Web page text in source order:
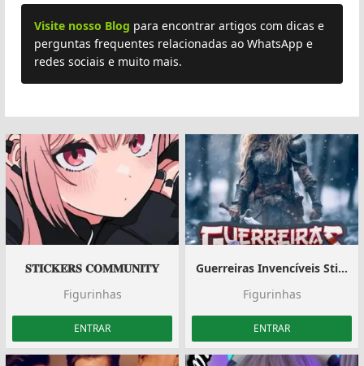
Visite nosso Blog para encontrar artigos com dicas e
perguntas frequentes relacionadas ao WhatsApp e
redes sociais e muito mais.
𝐒𝐓𝐈𝐂𝐊𝐄𝐑𝐒 𝐂𝐎𝐌𝐌𝐔𝐍𝐈𝐓𝐘
Figurinhas
ENTRAR
Guerreiras Invencíveis Stickers
Figurinhas
ENTRAR